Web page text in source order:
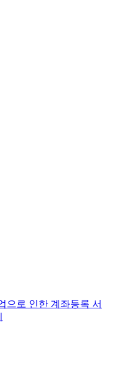
으로 인한 계좌등록 서